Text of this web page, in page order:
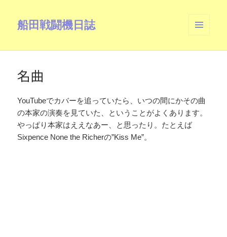
船田戦闘機日誌
ーとウ
名曲
YouTubeでカバーを追っていたら、いつの間にかその曲
の本家の演奏を見ていた、ということがよくあります。
やっぱり本家はええなあー、と思ったり。たとえば
Sixpence None the Richerの”Kiss Me”。